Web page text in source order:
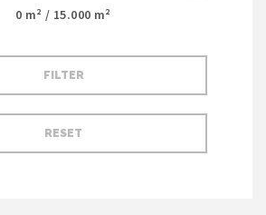
0 m² / 15.000 m²